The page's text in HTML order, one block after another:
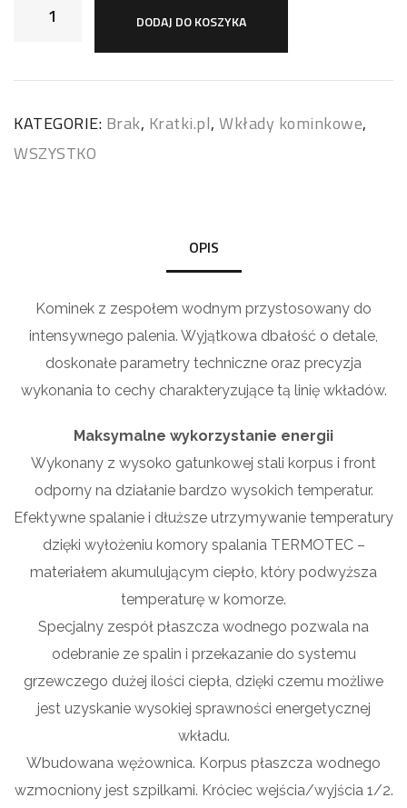
DODAJ DO KOSZYKA
KATEGORIE: Brak, Kratki.pl, Wkłady kominkowe,
WSZYSTKO
OPIS
Kominek z zespołem wodnym przystosowany do
intensywnego palenia. Wyjątkowa dbałość o detale,
doskonałe parametry techniczne oraz precyzja
wykonania to cechy charakteryzujące tą linię wkładów.
Maksymalne wykorzystanie energii
Wykonany z wysoko gatunkowej stali korpus i front
odporny na działanie bardzo wysokich temperatur.
Efektywne spalanie i dłuższe utrzymywanie temperatury
dzięki wyłożeniu komory spalania TERMOTEC –
materiałem akumulującym ciepło, który podwyższa
temperaturę w komorze.
Specjalny zespół płaszcza wodnego pozwala na
odebranie ze spalin i przekazanie do systemu
grzewczego dużej ilości ciepła, dzięki czemu możliwe
jest uzyskanie wysokiej sprawności energetycznej
wkładu.
Wbudowana wężownica. Korpus płaszcza wodnego
wzmocniony jest szpilkami. Króciec wejścia/wyjścia 1/2.